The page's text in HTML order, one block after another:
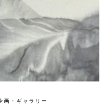
画・ギャラリー